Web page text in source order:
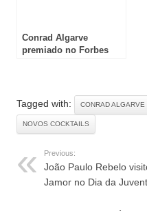
Conrad Algarve
premiado no Forbes
Tagged with: CONRAD ALGARVE
NOVOS COCKTAILS
Previous:
João Paulo Rebelo
Jamor no Dia da